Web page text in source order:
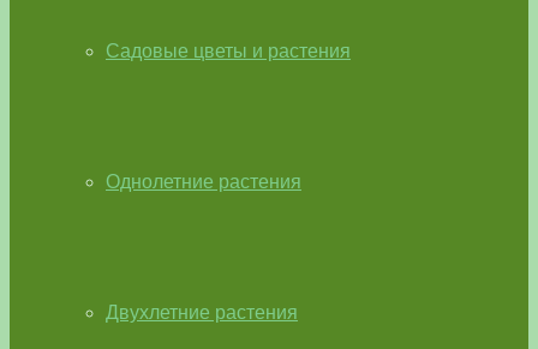
Садовые цветы и растения
Однолетние растения
Двухлетние растения